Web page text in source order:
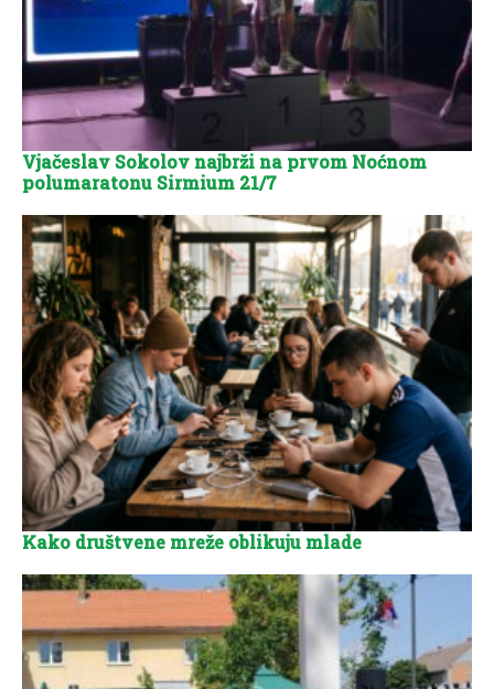
Vjačeslav Sokolov najbrži na prvom Noćnom
polumaratonu Sirmium 21/7
Kako društvene mreže oblikuju mlade